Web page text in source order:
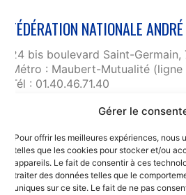
Gérer le
Pour offrir les meilleures expériences, nous
telles que les cookies pour stocker et/ou
appareils. Le fait de consentir à ces
traiter des données telles que le
uniques sur ce site. Le fait de ne pas
FÉDÉRATION NATIONALE
24 bis boulevard Saint-
Métro : Maubert-Mutualité (ligne
Tél : 01.40.46.71.40
Liens utiles
RGPD et confidentialité des
Mentions légales